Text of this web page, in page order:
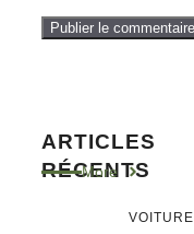
ARTICLES
RÉCENTS
More
VOITURE